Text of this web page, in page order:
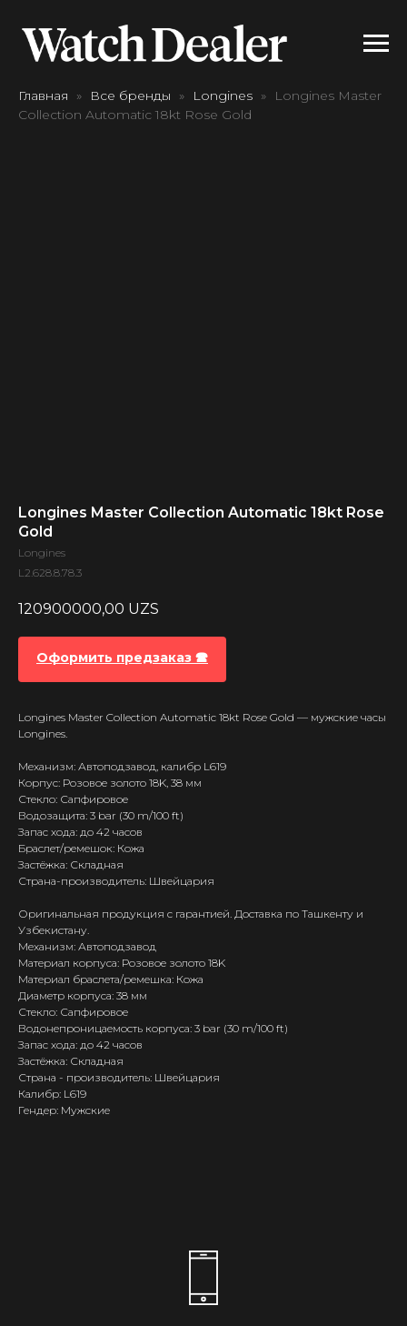
Главная Все бренды Longines
Longines Master
Collection Automatic 18kt Rose Gold
Longines Master Collection Automatic 18kt Rose
Gold
Longines
L2.628.8.78.3
120900000,00 UZS
Оформить предзаказ 🕿
Longines Master Collection Automatic 18kt Rose Gold — мужские часы
Longines.
Механизм: Автоподзавод, калибр L619
Корпус: Розовое золото 18K, 38 мм
Стекло: Сапфировое
Водозащита: 3 bar (30 m/100 ft)
Запас хода: до 42 часов
Браслет/ремешок: Кожа
Застёжка: Складная
Страна-производитель: Швейцария
Оригинальная продукция с гарантией. Доставка по Ташкенту и
Узбекистану.
Механизм: Автоподзавод
Материал корпуса: Розовое золото 18K
Материал браслета/ремешка: Кожа
Диаметр корпуса: 38 мм
Стекло: Сапфировое
Водонепроницаемость корпуса: 3 bar (30 m/100 ft)
Запас хода: до 42 часов
Застёжка: Складная
Страна - производитель: Швейцария
Калибр: L619
Гендер: Мужские